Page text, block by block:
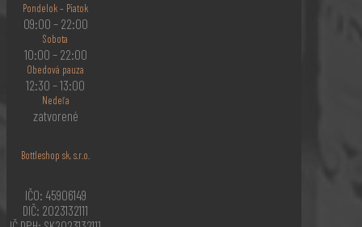
Pondelok – Piatok
09:00 – 22:00
Sobota
10:00 – 22:00
Obedová pauza
12:30 – 13:00
Nedeľa
zatvorené
Bottleshop sk, s.r.o.
IČO: 45906149
DIČ: 2023132111